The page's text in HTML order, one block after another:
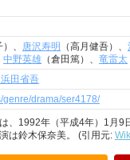
、 唐沢寿明 （高月健吾）、
中野英雄 （倉田篤）、 竜雷太
田省吾
genre/drama/ser4178/
、1992年（平成4年）1
は鈴木保奈美。 (引用元: